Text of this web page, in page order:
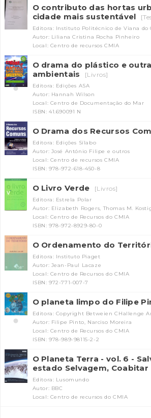
O contributo das hortas
cidade mais sustentável
Editora: Instituto Politécnico de Viana do
Autor: Liliana Cristina Rocha Pinheiro
Local: Centro de recursos CMIA
O drama do plástico e
ambientais
[Livros]
Editora: Edições ASA
Autor: Hannah Wilson
Local: Centro de Documentação do Mar
ISBN: 41.690091 N
O Drama dos Recursos
Editora: Edições Sílabo
Autor: José António Filipe e outros
Local: Centro de recursos CMIA
ISBN: 978-972-618-450-8
O Livro Verde [Livros]
Editora: Estrela Polar
Autor: Elizabeth Rogers, Thomas M.
Local: Centro de Recursos do CMIA
ISBN: 978-972-8929-80-0
O Ordenamento do
Editora: Instituto Piaget
Autor: Jean-Paul Lacaze
Local: Centro de Recursos do CMIA
ISBN: 972-771-007-7
O planeta limpo do Filipe
Editora: Copyright Betweien CHallenge
Autor: Filipe Pinto, Narciso Moreira
Local: Centro de Recursos do CMIA
ISBN: 978-989-98115-2-2
O Planeta Terra - vol. 6 -
estado Selvagem, Coabitar
Editora: Lusomundo
Autor: BBC
Local: Centro de recursos do CMIA